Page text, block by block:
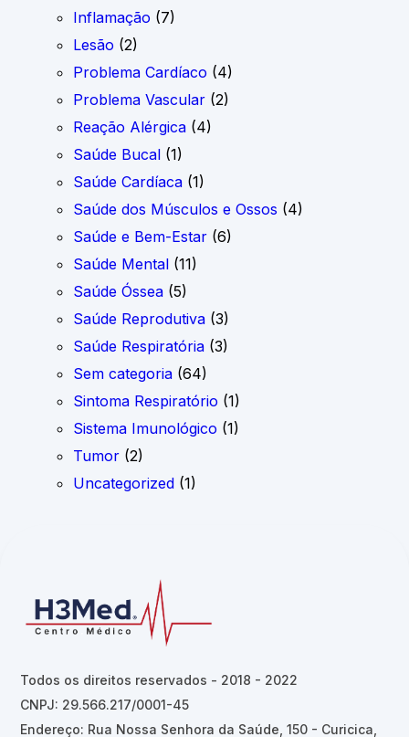
Inflamação (7)
Lesão (2)
Problema Cardíaco (4)
Problema Vascular (2)
Reação Alérgica (4)
Saúde Bucal (1)
Saúde Cardíaca (1)
Saúde dos Músculos e Ossos (4)
Saúde e Bem-Estar (6)
Saúde Mental (11)
Saúde Óssea (5)
Saúde Reprodutiva (3)
Saúde Respiratória (3)
Sem categoria (64)
Sintoma Respiratório (1)
Sistema Imunológico (1)
Tumor (2)
Uncategorized (1)
Todos os direitos reservados - 2018 - 2022
CNPJ: 29.566.217/0001-45
Endereço: Rua Nossa Senhora da Saúde, 150 - Curicica,